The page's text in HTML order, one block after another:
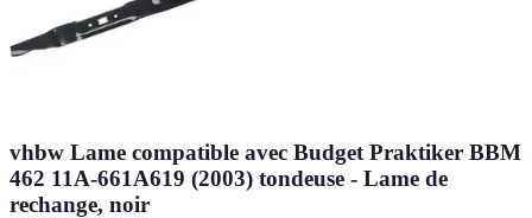
vhbw Lame compatible avec Budget Praktiker BBM
462 11A-661A619 (2003) tondeuse - Lame de
rechange, noir